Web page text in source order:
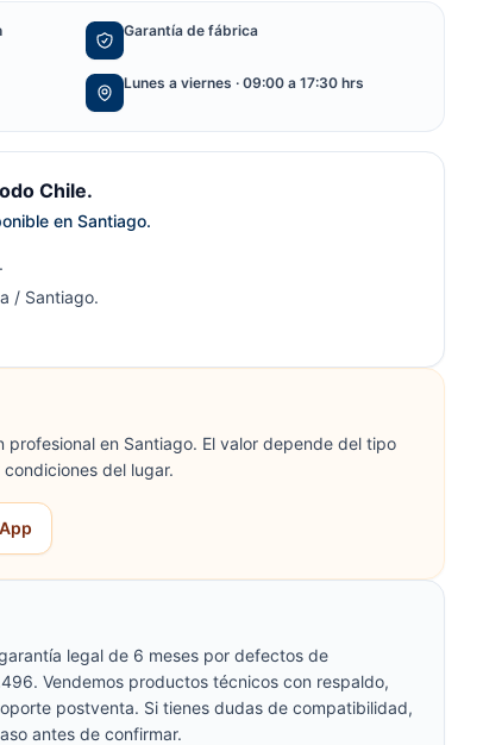
Garantía de fábrica
Lunes a viernes · 09:00 a 17:30 hrs
Chile.
en Santiago.
/ Santiago.
profesional en Santiago. El valor depende del tipo
del lugar.
legal de 6 meses por defectos de
Vendemos productos técnicos con respaldo,
postventa. Si tienes dudas de compatibilidad,
antes de confirmar.